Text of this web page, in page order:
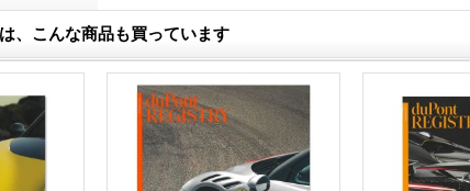
、こんな商品も買っています